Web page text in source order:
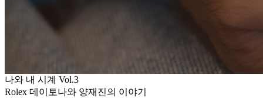
나와 내 시계 Vol.3
Rolex 데이토나와 양재진의 이야기